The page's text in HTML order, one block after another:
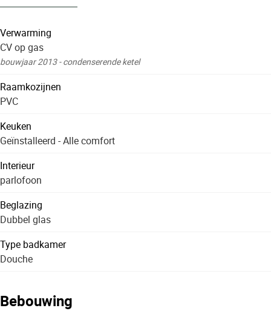
Verwarming
CV op gas
bouwjaar 2013 - condenserende ketel
Raamkozijnen
PVC
Keuken
Geïnstalleerd - Alle comfort
Interieur
parlofoon
Beglazing
Dubbel glas
Type badkamer
Douche
Bebouwing